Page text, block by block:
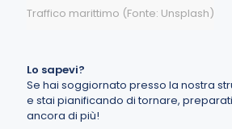
Traffico marittimo (Fonte: Unsplash)
Lo sapevi?
Se hai soggiornato presso la nostra
e stai pianificando di tornare,
ancora di più!